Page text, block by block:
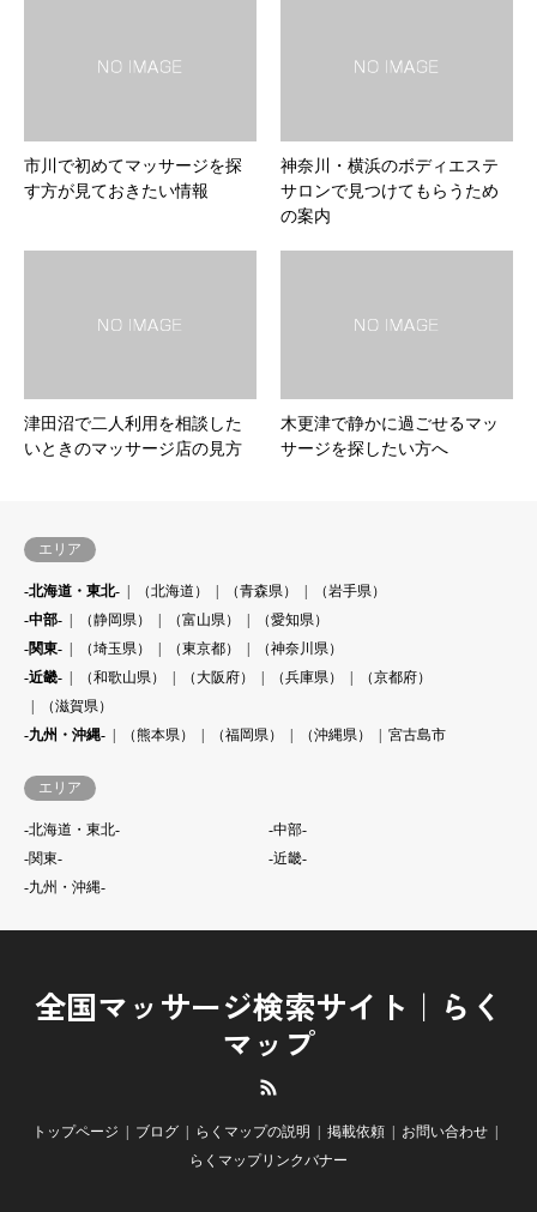
市川で初めてマッサージを探
す方が見ておきたい情報
神奈川・横浜のボディエステ
サロンで見つけてもらうため
の案内
津田沼で二人利用を相談した
いときのマッサージ店の見方
木更津で静かに過ごせるマッ
サージを探したい方へ
エリア
-北海道・東北- （北海道） （青森県）
（岩手県）
-中部-
（静岡県） （富山県）
（愛知県）
-関東-
（埼玉県） （東京都）
（神奈川県）
-近畿-
（和歌山県） （大阪府） （兵庫県）
（京都府）
（滋賀県）
-九州・沖縄-
（熊本県） （福岡県） （沖縄県） 宮古島市
エリア
-北海道・東北-
-中部-
-関東-
-近畿-
-九州・沖縄-
全国マッサージ検索サイト｜らく
マップ
トップページ ブログ らくマップの説明 掲載依頼
お問い合わせ
らくマップリンクバナー